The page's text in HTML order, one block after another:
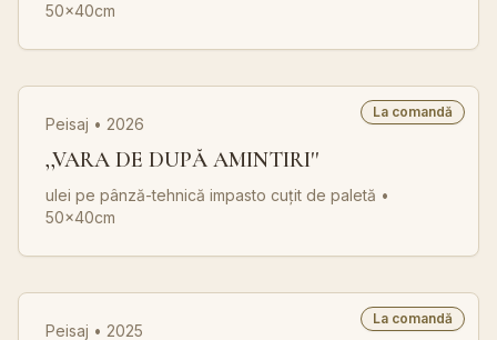
50x40cm
La comandă
Peisaj • 2026
,,VARA DE DUPĂ AMINTIRI''
ulei pe pânză-tehnică impasto cuțit de paletă •
50x40cm
La comandă
Peisaj • 2025